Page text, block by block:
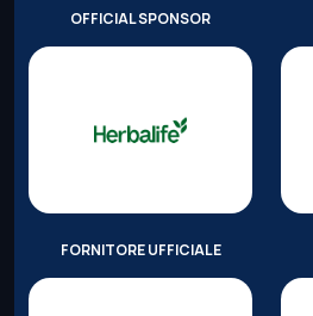
OFFICIAL SPONSOR
FORNITORE UFFICIALE